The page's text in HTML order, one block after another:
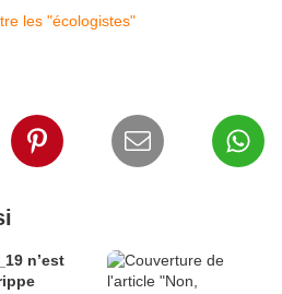
les "écologistes"